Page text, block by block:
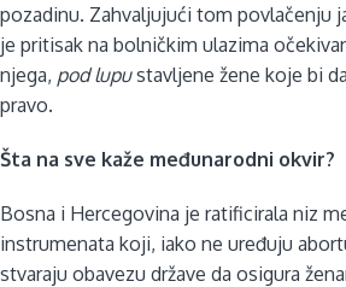
pozadinu. Zahvaljujući tom povlačenju
je pritisak na bolničkim ulazima
njega, pod lupustavljene žene koje bi
pravo.
Šta na sve kaže međunarodni okvir?
Bosna i Hercegovina je ratificirala niz
instrumenata koji, iako ne uređuju
stvaraju obavezu države da osigura